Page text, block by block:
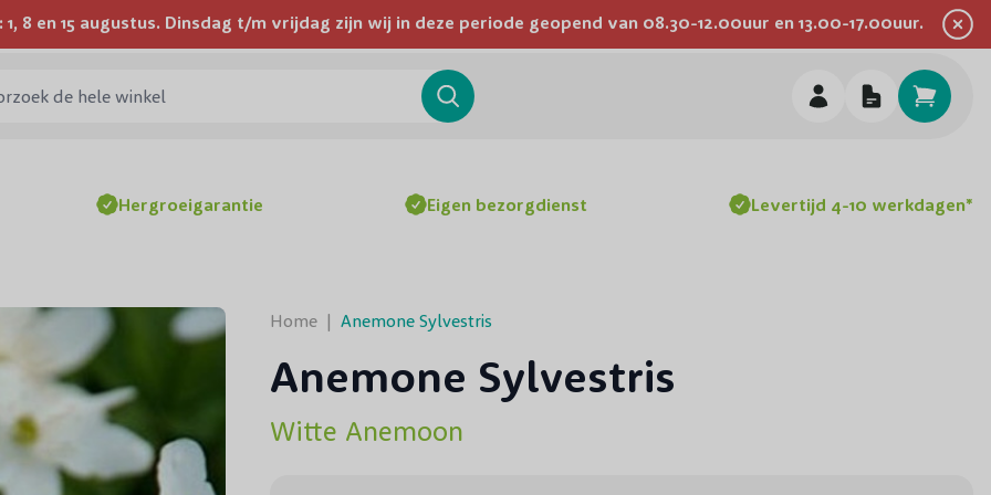
8 en 15 augustus. Dinsdag t/m vrijdag zijn wij in deze periode geopend van 08.30-12.00uur en 13.00-17.00uur.
Wij bezorgen door heel Nederland en België Inspiratie Werken bij Over ons Hulp & Contact
Search
Hergroeigarantie Eigen bezorgdienst Levertijd 4-10 werkdagen*
Home | Anemone Sylvestris
Anemone Sylvestris
Witte Anemoon